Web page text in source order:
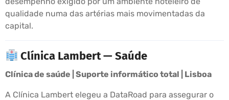
qualidade numa das artérias mais movimentadas da
capital.
Clínica Lambert — Saúde
Clínica de saúde | Suporte informático total | Lisboa
A Clínica Lambert elegeu a DataRoad para assegurar o